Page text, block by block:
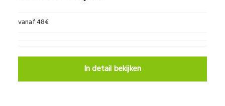
vanaf 48€
In detail bekijken